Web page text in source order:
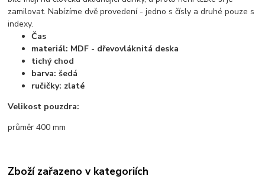
zamilovat. Nabízíme dvě provedení - jedno s čísly a druhé pouze s
indexy.
Čas
materiál: MDF - dřevovláknitá deska
tichý chod
barva: šedá
ručičky: zlaté
Velikost pouzdra:
průměr 400 mm
Zboží zařazeno v kategoriích